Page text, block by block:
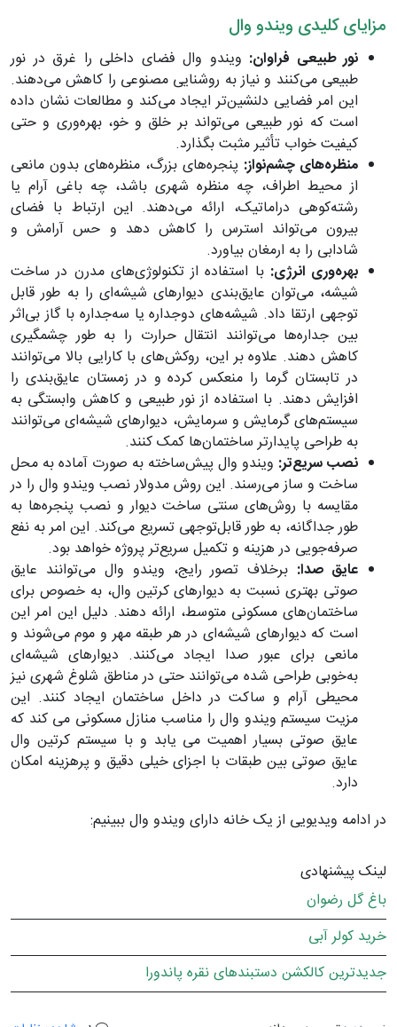
مزایای کلیدی ویندو وال
نور طبیعی فراوان: ویندو وال فضای داخلی را غرق در نور
طبیعی می‌کنند و نیاز به روشنایی مصنوعی را کاهش می‌دهند.
این امر فضایی دلنشین‌تر ایجاد می‌کند و مطالعات نشان داده
است که نور طبیعی می‌تواند بر خلق و خو، بهره‌وری و حتی
کیفیت خواب تأثیر مثبت بگذارد.
منظره‌های چشم‌نواز: پنجره‌های بزرگ، منظره‌های بدون مانعی
از محیط اطراف، چه منظره شهری باشد، چه باغی آرام یا
رشته‌کوهی دراماتیک، ارائه می‌دهند. این ارتباط با فضای
بیرون می‌تواند استرس را کاهش دهد و حس آرامش و
شادابی را به ارمغان بیاورد.
بهره‌وری انرژی: با استفاده از تکنولوژی‌های مدرن در ساخت
شیشه، می‌توان عایق‌بندی دیوارهای شیشه‌ای را به طور قابل
توجهی ارتقا داد. شیشه‌های دوجداره یا سه‌جداره با گاز بی‌اثر
بین جداره‌ها می‌توانند انتقال حرارت را به طور چشمگیری
کاهش دهند. علاوه بر این، روکش‌های با کارایی بالا می‌توانند
در تابستان گرما را منعکس کرده و در زمستان عایق‌بندی را
افزایش دهند. با استفاده از نور طبیعی و کاهش وابستگی به
سیستم‌های گرمایش و سرمایش، دیوارهای شیشه‌ای می‌توانند
به طراحی پایدارتر ساختمان‌ها کمک کنند.
نصب سریع‌تر: ویندو وال پیش‌ساخته به صورت آماده به محل
ساخت و ساز می‌رسند. این روش مدولار نصب ویندو وال را در
مقایسه با روش‌های سنتی ساخت دیوار و نصب پنجره‌ها به
طور جداگانه، به طور قابل‌توجهی تسریع می‌کند. این امر به نفع
صرفه‌جویی در هزینه و تکمیل سریع‌تر پروژه خواهد بود.
عایق صدا: برخلاف تصور رایج، ویندو وال می‌توانند عایق
صوتی بهتری نسبت به دیوارهای کرتین وال، به خصوص برای
ساختمان‌های مسکونی متوسط، ارائه دهند. دلیل این امر این
است که دیوارهای شیشه‌ای در هر طبقه مهر و موم می‌شوند و
مانعی برای عبور صدا ایجاد می‌کنند. دیوارهای شیشه‌ای
به‌خوبی طراحی شده می‌توانند حتی در مناطق شلوغ شهری نیز
محیطی آرام و ساکت در داخل ساختمان ایجاد کنند. این
مزیت سیستم ویندو وال را مناسب منازل مسکونی می کند که
عایق صوتی بسیار اهمیت می یابد و با سیستم کرتین وال
عایق صوتی بین طبقات با اجزای خیلی دقیق و پرهزینه امکان
دارد.
در ادامه ویدیویی از یک خانه دارای ویندو وال ببینیم:
لینک پیشنهادی
باغ گل رضوان
خرید کولر آبی
جدیدترین کالکشن دستبندهای نقره پاندورا